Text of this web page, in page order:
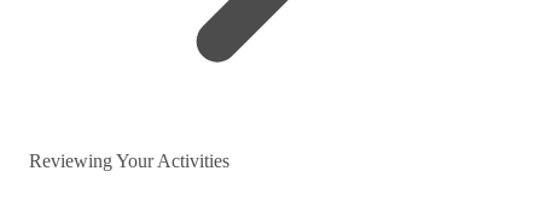
Reviewing Your Activities